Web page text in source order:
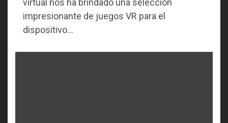
virtual nos ha brindado una selección
impresionante de juegos VR para el
dispositivo...